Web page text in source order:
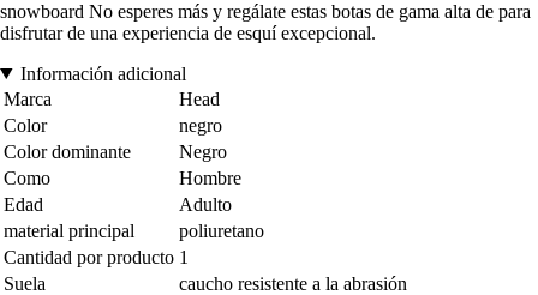
snowboard No esperes más y regálate estas botas de gama alta de para
disfrutar de una experiencia de esquí excepcional.
Información adicional
Marca
Head
Color
negro
Color dominante
Negro
Como
Hombre
Edad
Adulto
material principal
poliuretano
Cantidad por producto 1
Suela
caucho resistente a la abrasión